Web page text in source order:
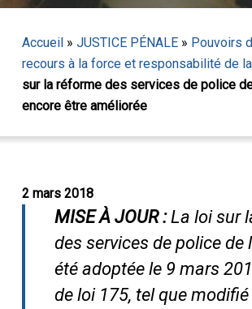
Accueil» JUSTICE PÉNALE» Pouvoirs
recours à la force et responsabilité de
sur la réforme des services de police
encore être améliorée
2 mars 2018
MISE À JOUR :La loi sur
des services de police de
été adoptée le 9 mars
de loi 175, tel que